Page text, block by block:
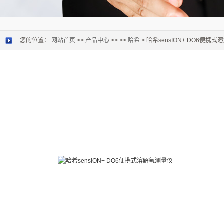
您的位置： 网站首页 >> 产品中心 >> >> 哈希 > 哈希sensION+ DO6便携式